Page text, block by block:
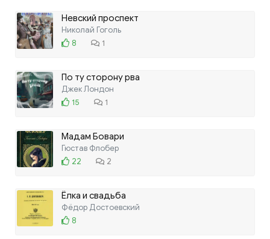
Невский проспект
Николай Гоголь
8
1
По ту сторону рва
Джек Лондон
15
1
Мадам Бовари
Гюстав Флобер
22
2
Ёлка и свадьба
Фёдор Достоевский
8